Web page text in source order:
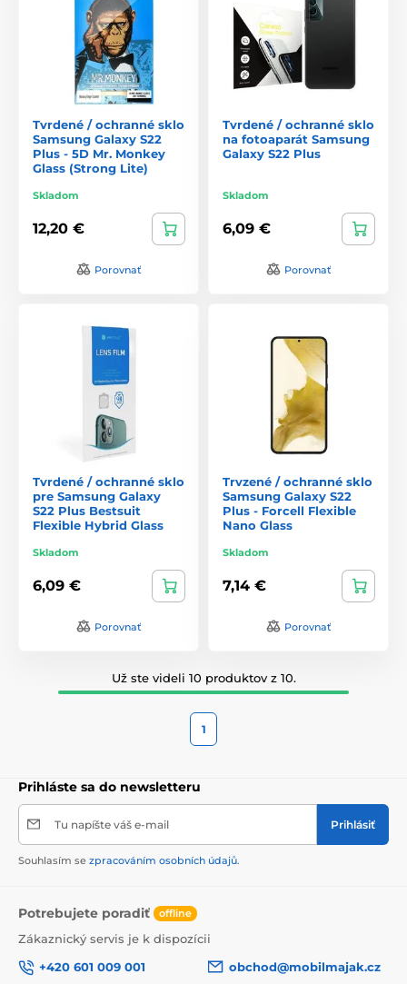
Tvrdené / ochranné sklo
Samsung Galaxy S22
Plus - 5D Mr. Monkey
Glass (Strong Lite)
Skladom
12,20 €
Porovnať
Tvrdené / ochranné sklo
na fotoaparát Samsung
Galaxy S22 Plus
Skladom
6,09 €
Porovnať
Tvrdené / ochranné sklo
pre Samsung Galaxy
S22 Plus Bestsuit
Flexible Hybrid Glass
Skladom
6,09 €
Porovnať
Trvzené / ochranné sklo
Samsung Galaxy S22
Plus - Forcell Flexible
Nano Glass
Skladom
7,14 €
Porovnať
Už ste videli 10 produktov z 10.
1
Prihláste sa do newsletteru
Tu napíšte váš e-mail Prihlásiť
Souhlasím se zpracováním osobních údajů.
Potrebujete poradiť offline
Zákaznický servis je k dispozícii
+420 601 009 001
obchod@mobilmajak.cz